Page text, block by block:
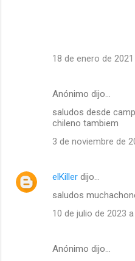
18 de enero de
Anónimo dijo…
saludos desde
chileno tambiem
3 de noviembre de
elKiller dijo…
saludos
10 de julio de 2023
Anónimo dijo…